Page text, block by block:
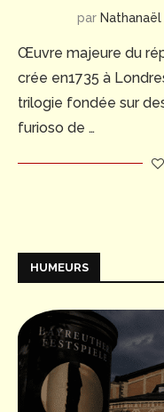
par Nathanaël
Œuvre majeure du
crée en1735 à
trilogie fondée sur
furioso de …
HUMEURS